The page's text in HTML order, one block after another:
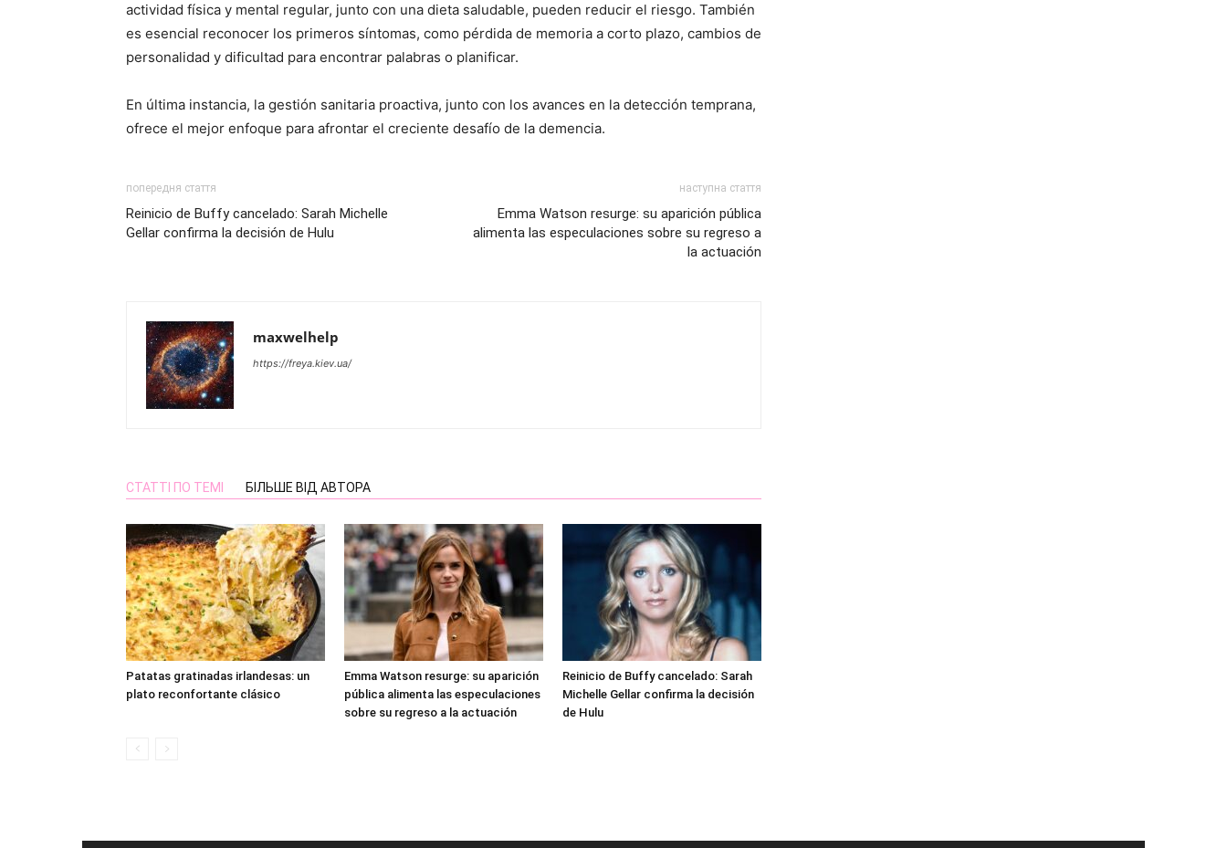
actividad física y mental regular, junto con una dieta saludable, pueden reducir el riesgo. También
es esencial reconocer los primeros síntomas, como pérdida de memoria a corto plazo, cambios de
personalidad y dificultad para encontrar palabras o planificar.
En última instancia, la gestión sanitaria proactiva, junto con los avances en la detección temprana,
ofrece el mejor enfoque para afrontar el creciente desafío de la demencia.
попередня стаття
Reinicio de Buffy cancelado: Sarah Michelle
Gellar confirma la decisión de Hulu
наступна стаття
Emma Watson resurge: su aparición pública
alimenta las especulaciones sobre su regreso a
la actuación
maxwelhelp
https://freya.kiev.ua/
СТАТТІ ПО ТЕМІ БІЛЬШЕ ВІД АВТОРА
Patatas gratinadas irlandesas: un
plato reconfortante clásico
Emma Watson resurge: su aparición
pública alimenta las especulaciones
sobre su regreso a la actuación
Reinicio de Buffy cancelado: Sarah
Michelle Gellar confirma la decisión
de Hulu